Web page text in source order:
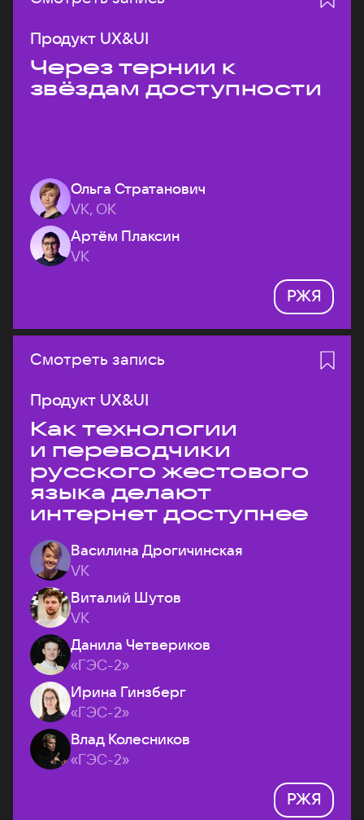
Продукт UX&UI
Через тернии к
звёздам доступности
Ольга Стратанович
VK, ОК
Артём Плаксин
VK
РЖЯ
Смотреть запись
Продукт UX&UI
Как технологии
и переводчики
русского жестового
языка делают
интернет доступнее
Василина Дрогичинская
VK
Виталий Шутов
VK
Данила Четвериков
«ГЭС-2»
Ирина Гинзберг
«ГЭС-2»
Влад Колесников
«ГЭС-2»
РЖЯ